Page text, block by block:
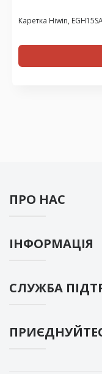
Каретка Hiwin,
ПРО НАС
ІНФОРМАЦІЯ
СЛУЖБА